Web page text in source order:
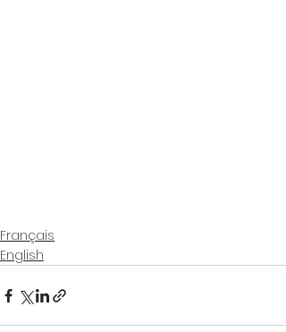
Français
English